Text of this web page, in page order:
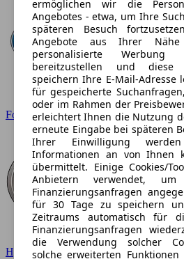
Ford
Hyundai
ermöglichen wir die
Angebotes - etwa, um Ihre
späteren Besuch
Angebote aus Ihrer Nähe
personalisierte Werbung
bereitzustellen und diese
speichern Ihre E-Mail-Adresse
für gespeicherte
oder im Rahmen der
erleichtert Ihnen die Nutzung
erneute Eingabe bei späteren
Ihrer Einwilligung werden
Informationen an von Ihnen
übermittelt. Einige Cookies/
Anbietern verwendet,
Finanzierungsanfragen
für 30 Tage zu speichern
Zeitraums automatisch für
Finanzierungsanfragen
die Verwendung solcher
solche erweiterten